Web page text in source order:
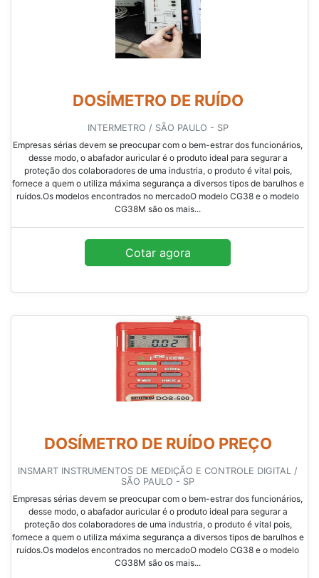
DOSÍMETRO DE RUÍDO
INTERMETRO / SÃO PAULO - SP
Empresas sérias devem se preocupar com o bem-estrar dos funcionários,
desse modo, o abafador auricular é o produto ideal para segurar a
proteção dos colaboradores de uma industria, o produto é vital pois,
fornece a quem o utiliza máxima segurança a diversos tipos de barulhos e
ruídos.Os modelos encontrados no mercadoO modelo CG38 e o modelo
CG38M são os mais...
Cotar agora
DOSÍMETRO DE RUÍDO PREÇO
INSMART INSTRUMENTOS DE MEDIÇÃO E CONTROLE DIGITAL /
SÃO PAULO - SP
Empresas sérias devem se preocupar com o bem-estrar dos funcionários,
desse modo, o abafador auricular é o produto ideal para segurar a
proteção dos colaboradores de uma industria, o produto é vital pois,
fornece a quem o utiliza máxima segurança a diversos tipos de barulhos e
ruídos.Os modelos encontrados no mercadoO modelo CG38 e o modelo
CG38M são os mais...